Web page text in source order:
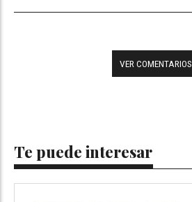
VER COMENTARIOS
Te puede interesar